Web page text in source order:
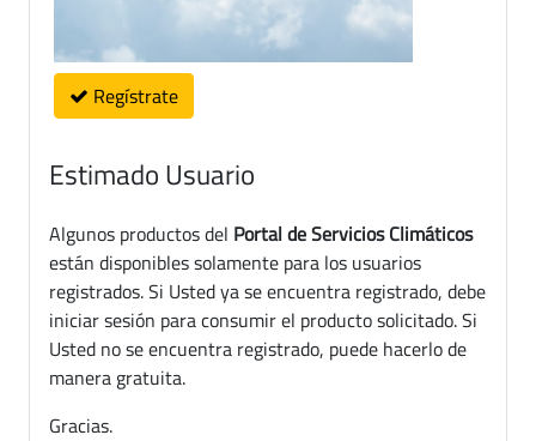
Regístrate
Estimado Usuario
Algunos productos del Portal de Servicios Climáticos
están disponibles solamente para los usuarios
registrados. Si Usted ya se encuentra registrado, debe
iniciar sesión para consumir el producto solicitado. Si
Usted no se encuentra registrado, puede hacerlo de
manera gratuita.
Gracias.